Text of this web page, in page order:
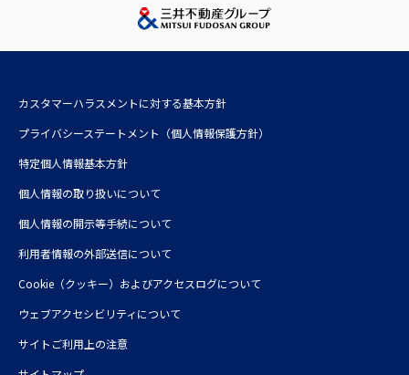
三井デザインテック株式会社
三井不動産レジデンシャルサービス株式会社
カスタマーハラスメントに対する基本方針
プライバシーステートメント（個人情報保護方針）
特定個人情報基本方針
個人情報の取り扱いについて
個人情報の開示等手続について
利⽤者情報の外部送信について
Cookie（クッキー）およびアクセスログについて
ウェブアクセシビリティについて
サイトご利用上の注意